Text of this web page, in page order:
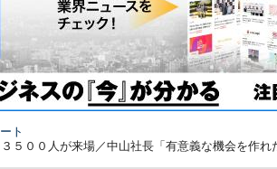
ト
００人が来場／中山社長「有意義な機会を作れ